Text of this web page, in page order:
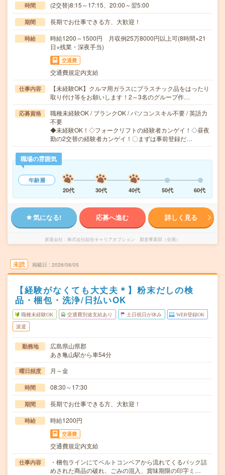
時間 (2交替)8:15～17:15、20:00～翌5:00
期間 長期でお仕事できる方、大歓迎！
時給
時給1200～1500円 月収例25万8000円以上可(8時間×21
日+残業・深夜手当)
交通費
交通費規定内支給
仕事内容
【未経験OK】クルマ用ガラスにプラスチック品をはったり
取り付け等をお願いします！2～3名のグループ作…
応募資格
職種未経験OK / ブランクOK / パソコンスキル不要 / 英語力
不要
◆未経験OK！◇フォークリフトの経験者カンゲイ！◇昼夜
勤の2交替の経験者カンゲイ！〇まずは事前登録だ…
職場の雰囲気
年齢層
20代
30代 40代 50代 60代
気になる! 応募へ進む 詳しく見る
派遣会社 株式会社綜合キャリアオプション 製造事業部（全国）
未読 掲載日 2026/08/05
【経験がなくても大丈夫＊】粉末だしの検
品・梱包・洗浄/日払いOK
職種未経験OK 交通費別途支給あり 土日祝日が休み WEB登録OK
派遣
勤務地
広島県山県郡
あき亀山駅から車54分
曜日頻度 月～金
時間 08:30～17:30
期間 長期でお仕事できる方、大歓迎！
時給 時給1200円
交通費
交通費規定内支給
仕事内容
・梱包ラインにてベルトコンベアから流れてくるパック詰
めされた商品の破れ、ごみの混入、賞味期限の印字ミ…